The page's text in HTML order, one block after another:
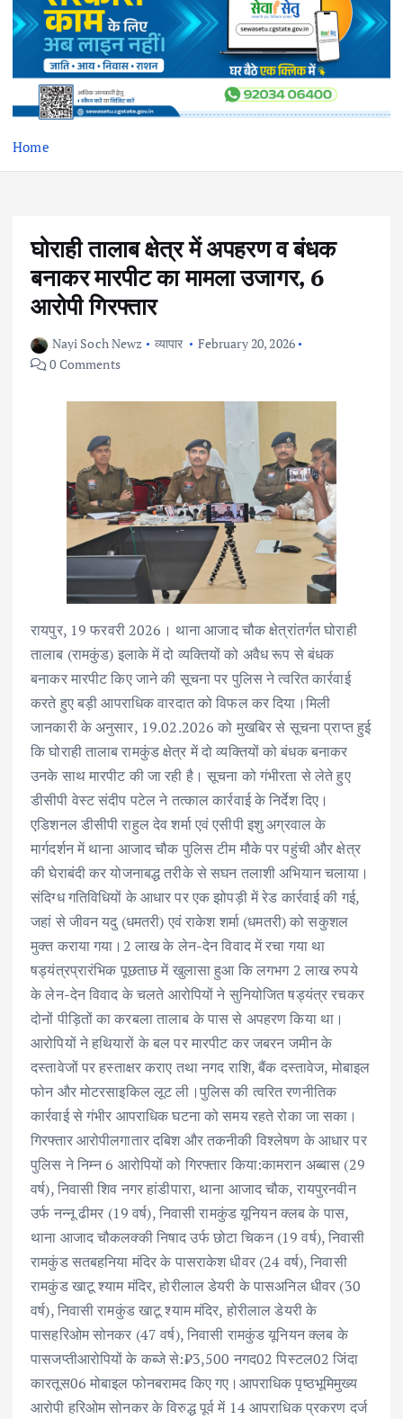
Home
घोराही तालाब क्षेत्र में अपहरण व बंधक
बनाकर मारपीट का मामला उजागर, 6
आरोपी गिरफ्तार
Nayi Soch Newz व्यापार
February 20, 2026
0 Comments
रायपुर, 19 फरवरी 2026। थाना आजाद चौक क्षेत्रांतर्गत घोराही
तालाब (रामकुंड) इलाके में दो व्यक्तियों को अवैध रूप से बंधक
बनाकर मारपीट किए जाने की सूचना पर पुलिस ने त्वरित कार्रवाई
करते हुए बड़ी आपराधिक वारदात को विफल कर दिया।मिली
जानकारी के अनुसार, 19.02.2026 को मुखबिर से सूचना प्राप्त हुई
कि घोराही तालाब रामकुंड क्षेत्र में दो व्यक्तियों को बंधक बनाकर
उनके साथ मारपीट की जा रही है। सूचना को गंभीरता से लेते हुए
डीसीपी वेस्ट संदीप पटेल ने तत्काल कार्रवाई के निर्देश दिए।
एडिशनल डीसीपी राहुल देव शर्मा एवं एसीपी इशु अग्रवाल के
मार्गदर्शन में थाना आजाद चौक पुलिस टीम मौके पर पहुंची और क्षेत्र
की घेराबंदी कर योजनाबद्ध तरीके से सघन तलाशी अभियान चलाया।
संदिग्ध गतिविधियों के आधार पर एक झोपड़ी में रेड कार्रवाई की गई,
जहां से जीवन यदु (धमतरी) एवं राकेश शर्मा (धमतरी) को सकुशल
मुक्त कराया गया।2 लाख के लेन-देन विवाद में रचा गया था
षड्यंत्रप्रारंभिक पूछताछ में खुलासा हुआ कि लगभग 2 लाख रुपये
के लेन-देन विवाद के चलते आरोपियों ने सुनियोजित षड्यंत्र रचकर
दोनों पीड़ितों का करबला तालाब के पास से अपहरण किया था।
आरोपियों ने हथियारों के बल पर मारपीट कर जबरन जमीन के
दस्तावेजों पर हस्ताक्षर कराए तथा नगद राशि, बैंक दस्तावेज, मोबाइल
फोन और मोटरसाइकिल लूट ली।पुलिस की त्वरित रणनीतिक
कार्रवाई से गंभीर आपराधिक घटना को समय रहते रोका जा सका।
गिरफ्तार आरोपीलगातार दबिश और तकनीकी विश्लेषण के आधार पर
पुलिस ने निम्न 6 आरोपियों को गिरफ्तार किया:कामरान अब्बास (29
वर्ष), निवासी शिव नगर हांडीपारा, थाना आजाद चौक, रायपुरनवीन
उर्फ नन्नू ढीमर (19 वर्ष), निवासी रामकुंड यूनियन क्लब के पास,
थाना आजाद चौकलक्की निषाद उर्फ छोटा चिकन (19 वर्ष), निवासी
रामकुंड सतबहनिया मंदिर के पासराकेश धीवर (24 वर्ष), निवासी
रामकुंड खाटू श्याम मंदिर, होरीलाल डेयरी के पासअनिल धीवर (30
वर्ष), निवासी रामकुंड खाटू श्याम मंदिर, होरीलाल डेयरी के
पासहरिओम सोनकर (47 वर्ष), निवासी रामकुंड यूनियन क्लब के
पासजप्तीआरोपियों के कब्जे से:₹3,500 नगद02 पिस्टल02 जिंदा
कारतूस06 मोबाइल फोनबरामद किए गए।आपराधिक पृष्ठभूमिमुख्य
आरोपी हरिओम सोनकर के विरुद्ध पूर्व में 14 आपराधिक प्रकरण दर्ज